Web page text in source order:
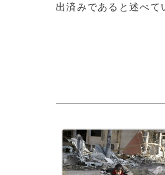
出済みであると述べ